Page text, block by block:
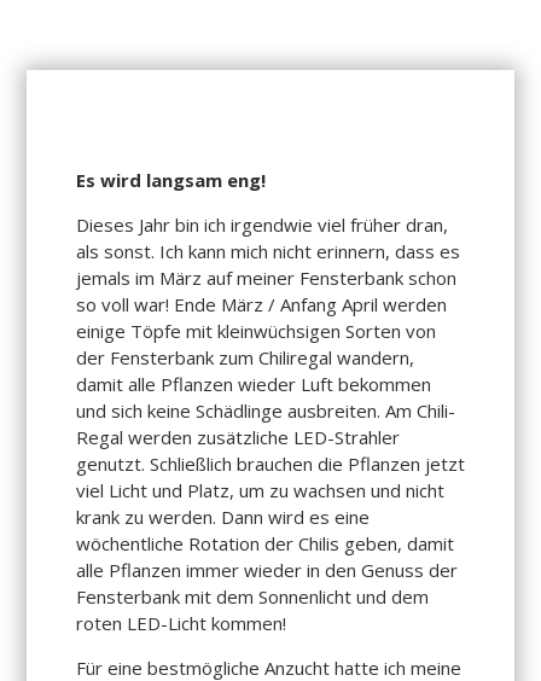
Es wird langsam eng!
Dieses Jahr bin ich irgendwie viel früher dran,
als sonst. Ich kann mich nicht erinnern, dass es
jemals im März auf meiner Fensterbank schon
so voll war! Ende März / Anfang April werden
einige Töpfe mit kleinwüchsigen Sorten von
der Fensterbank zum Chiliregal wandern,
damit alle Pflanzen wieder Luft bekommen
und sich keine Schädlinge ausbreiten. Am Chili-
Regal werden zusätzliche LED-Strahler
genutzt. Schließlich brauchen die Pflanzen jetzt
viel Licht und Platz, um zu wachsen und nicht
krank zu werden. Dann wird es eine
wöchentliche Rotation der Chilis geben, damit
alle Pflanzen immer wieder in den Genuss der
Fensterbank mit dem Sonnenlicht und dem
roten LED-Licht kommen!
Für eine bestmögliche Anzucht hatte ich meine